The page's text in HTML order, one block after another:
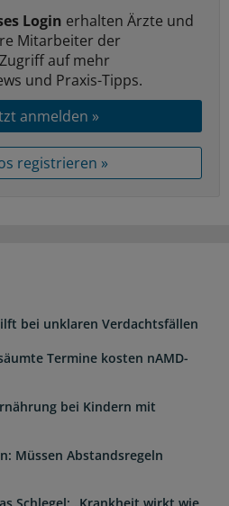
Login erhalten Ärzte und
Mitarbeiter der
auf mehr
und Praxis-Tipps.
anmelden »
registrieren »
bei unklaren Verdachtsfällen
Termine kosten nAMD-
bei Kindern mit
Müssen Abstandsregeln